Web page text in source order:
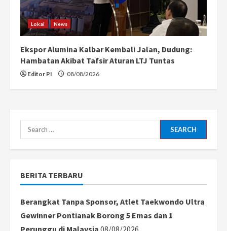
Lokal News
Ekspor Alumina Kalbar Kembali Jalan, Dudung:
Hambatan Akibat Tafsir Aturan LTJ Tuntas
Editor PI 08/08/2026
Search
for:
BERITA TERBARU
Berangkat Tanpa Sponsor, Atlet Taekwondo Ultra
Gewinner Pontianak Borong 5 Emas dan 1
Perunggu di Malaysia 08/08/2026